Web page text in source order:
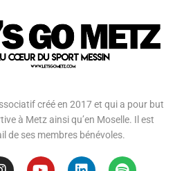
créé en 2017 et qui a pour but
à Metz ainsi qu’en Moselle. Il est
de ses membres bénévoles.